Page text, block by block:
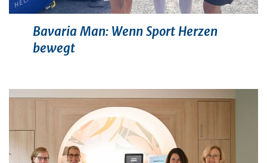
Bavaria Man: Wenn Sport Herzen
bewegt